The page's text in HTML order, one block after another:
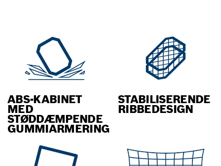
ABS-KABINET
MED
STØDDÆMPENDE
GUMMIARMERING
STABILISERENDE
RIBBEDESIGN